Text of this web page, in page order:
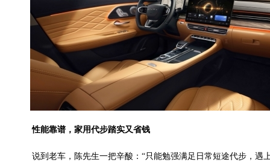
性能靠谱， 家用代步踏实又省钱
说到老车，陈先生一把辛酸：“只能勉强满足日常短途代步，遇